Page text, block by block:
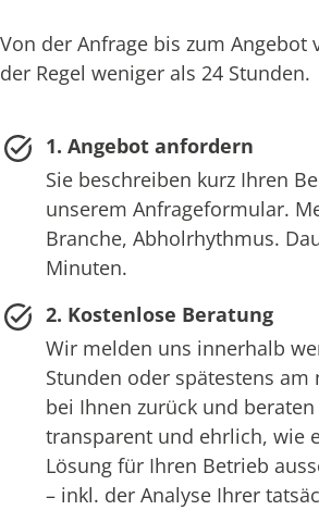
Von der Anfrage bis zum Angebot
der Regel weniger als 24 Stunden.
1. Angebot anfordern
Sie beschreiben kurz Ihren
unserem Anfrageformular.
Branche, Abholrhythmus.
Minuten.
2. Kostenlose Beratung
Wir melden uns innerhalb
Stunden oder spätestens am
bei Ihnen zurück und beraten
transparent und ehrlich, wie
Lösung für Ihren Betrieb
– inkl. der Analyse Ihrer